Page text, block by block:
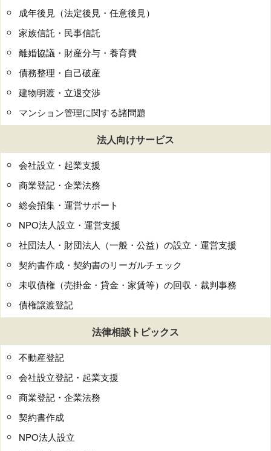
成年後見（法定後見・任意後見）
家族信託・民事信託
離婚協議・財産分与・養育費
債務整理・自己破産
建物明渡・立退交渉
マンション管理に関する諸問題
法人向けサービス
会社設立・起業支援
商業登記・企業法務
総会招集・運営サポート
NPO法人設立・運営支援
社団法人・財団法人（一般・公益）の設立・運営支援
契約書作成・契約書のリーガルチェック
未収債権（売掛金・貸金・家賃等）の回収・裁判事務
債権譲渡登記
法律相談トピックス
不動産登記
会社設立登記・起業支援
商業登記・企業法務
契約書作成
NPO法人設立